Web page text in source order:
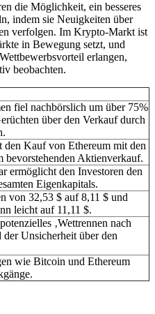
die Möglichkeit, ein besseres
indem sie Neuigkeiten über
verfolgen. Im Krypto-Markt ist
in Bewegung setzt, und
erlangen,
beobachten.
fiel nachbörslich um über 75%
über den Verkauf durch
den Kauf von Ethereum mit den
bevorstehenden Aktienverkauf.
ermöglicht den Investoren den
Eigenkapitals.
von 32,53 $ auf 8,11 $ und
leicht auf 11,11 $.
‚Wettrennen nach
der Unsicherheit über den
wie Bitcoin und Ethereum